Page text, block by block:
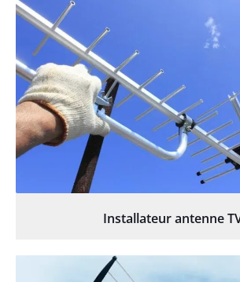
Installateur antenne